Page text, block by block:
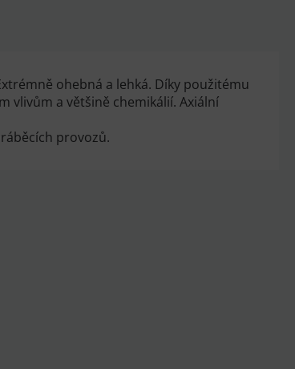
ohebná a lehká. Díky použitému
vlivům a většině chemikálií. Axiální
provozů.